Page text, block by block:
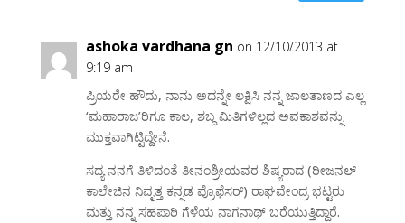
ashoka vardhana gn on 12/10/2013 at
9:19 am
ಪ್ರಿಯರೇ ಹೌದು, ನಾನು ಅದನ್ನೇ ಲಕ್ಷಿಸಿ ನನ್ನ ಜಾಲತಾಣದ ಎಲ್ಲ
‘ಮಹಾರಾಜ’ರಿಗೂ ಕಾಲ, ಶಬ್ದ ಮಿತಿಗಳಿಲ್ಲದ ಅವಕಾಶವನ್ನು
ಮುಕ್ತವಾಗಿಟ್ಟಿದ್ದೇನೆ.
ಸದ್ಯ ನನಗೆ ತಿಳಿದಂತೆ ತೀನಂಶ್ರೀಯವರ ಶಿಷ್ಯರಾದ (ರೀಜನಲ್
ಕಾಲೇಜಿನ ನಿವೃತ್ತ ಕನ್ನಡ ಪ್ರೊಫೆಸರ್) ರಾಘವೇಂದ್ರ ಭಟ್ಟರು
ಮತ್ತು ನನ್ನ ಸಹಪಾಠಿ ಗೆಳೆಯ ನಾಗನಾಥ್ ಬರೆಯುತ್ತಿದ್ದಾರೆ.